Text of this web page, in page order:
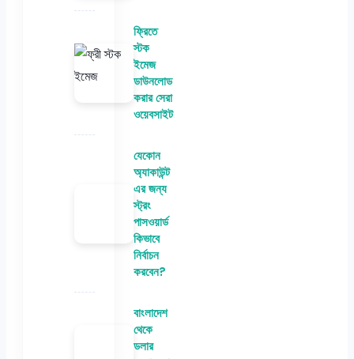
ফ্রিতে
স্টক
ইমেজ
ডাউনলোড
করার সেরা
ওয়েবসাইট
যেকোন
অ্যাকাউন্ট
এর জন্য
স্ট্রং
পাসওয়ার্ড
কিভাবে
নির্বাচন
করবেন?
বাংলাদেশ
থেকে
ডলার